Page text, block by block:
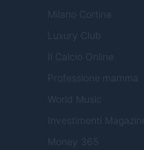
Milano Cortina
Luxury Club
Il Calcio Online
Professione mamma
World Music
Investimenti Magazine
Money 365